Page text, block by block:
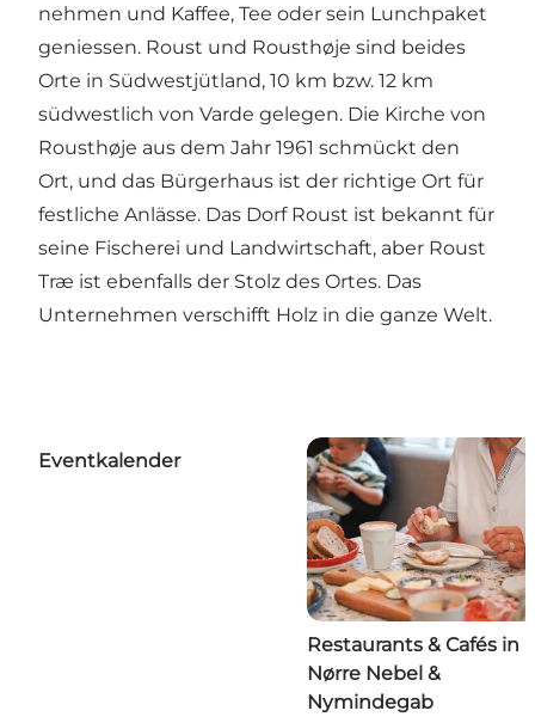
nehmen und Kaffee, Tee oder sein Lunchpaket
geniessen. Roust und Rousthøje sind beides
Orte in Südwestjütland, 10 km bzw. 12 km
südwestlich von Varde gelegen. Die Kirche von
Rousthøje aus dem Jahr 1961 schmückt den
Ort, und das Bürgerhaus ist der richtige Ort für
festliche Anlässe. Das Dorf Roust ist bekannt für
seine Fischerei und Landwirtschaft, aber Roust
Træ ist ebenfalls der Stolz des Ortes. Das
Unternehmen verschifft Holz in die ganze Welt.
Eventkalender
Restaurants & Cafés in
Nørre Nebel &
Nymindegab